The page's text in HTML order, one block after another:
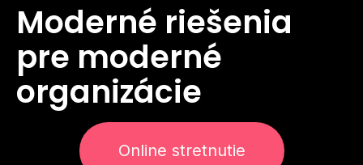
Moderné riešenia
pre moderné
organizácie
Online stretnutie